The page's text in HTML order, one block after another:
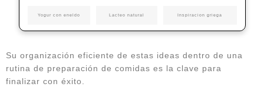
Yogur con eneldo Lacteo natural Inspiracion griega
Su organización eficiente de estas ideas dentro de una
rutina de preparación de comidas es la clave para
finalizar con éxito.